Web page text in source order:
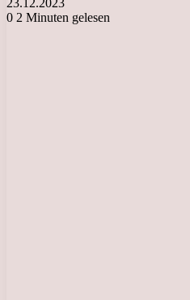
0 2 Minuten gelesen